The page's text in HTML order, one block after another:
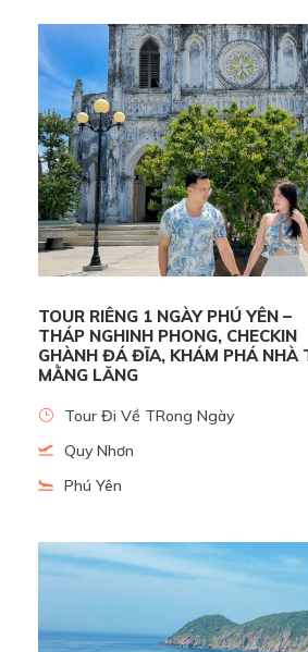
- Từ 5 – dưới 10 tuổi: 50% giá tour
- Từ 10 tuổi trở lên tính như người
- Phụ thu đón khách ở các resort
phố từ 200.000 đến 500.000 đ tùy
Những điểm nổi bật
Chinh phục ngọn hải đăng Mũi
minh đầu tiên của Việt Nam
Khám phá Hòn Nưa hoang sơ,
TOUR RIÊNG 1 NGÀY PHÚ YÊN –
THÁP NGHINH PHONG, CHECKIN
GHÀNH ĐÁ ĐĨA, KHÁM PHÁ NHÀ
MẰNG LĂNG
Tour Đi Về TRong Ngày
Quy Nhơn
Phú Yên